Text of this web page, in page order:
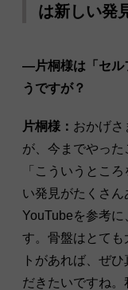
は新しい発
―片桐様は「セル
うですが？
片桐様： おかげ
が、今までやった
「こういうとこ
い発見がたくさ
YouTubeを参考に
す。骨盤はとて
トがあれば、ぜ
だきたいですね。